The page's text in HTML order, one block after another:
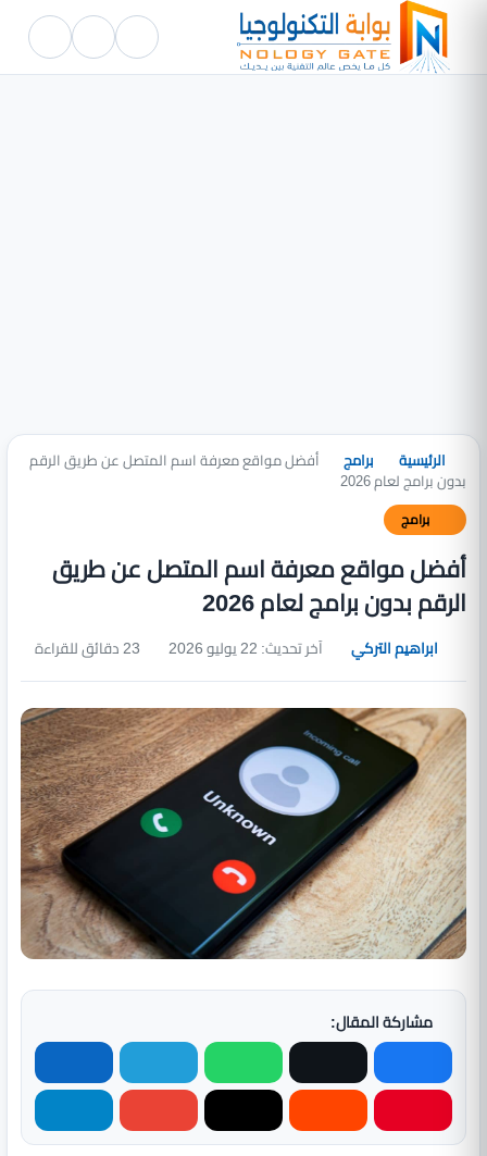
الرئيسية برامج أفضل مواقع معرفة اسم المتصل عن طريق الرقم
بدون برامج لعام 2026
برامج
أفضل مواقع معرفة اسم المتصل عن طريق
الرقم بدون برامج لعام 2026
ابراهيم التركي آخر تحديث: 22 يوليو 2026
مشاركة المقال: